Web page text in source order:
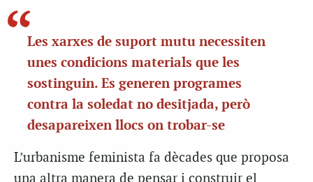
Les xarxes de suport mutu necessiten
unes condicions materials que les
sostinguin. Es generen programes
contra la soledat no desitjada, però
desapareixen llocs on trobar-se
L’urbanisme feminista fa dècades que proposa